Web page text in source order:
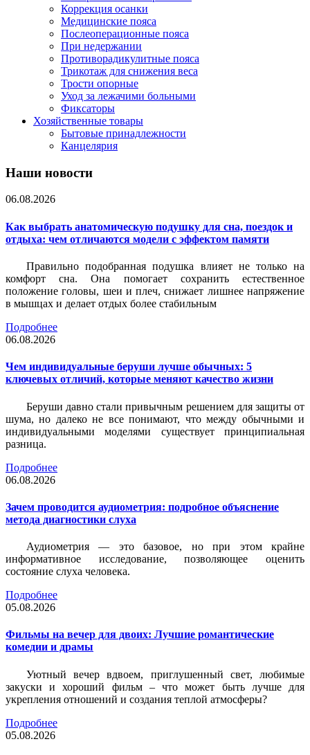
Коррекция осанки
Медицинские пояса
Послеоперационные пояса
При недержании
Противорадикулитные пояса
Трикотаж для снижения веса
Трости опорные
Уход за лежачими больными
Фиксаторы
Хозяйственные товары
Бытовые принадлежности
Канцелярия
Наши новости
06.08.2026
Как выбрать анатомическую подушку для сна, поездок и
отдыха: чем отличаются модели с эффектом памяти
Правильно подобранная подушка влияет не только на
комфорт сна. Она помогает сохранить естественное
положение головы, шеи и плеч, снижает лишнее напряжение
в мышцах и делает отдых более стабильным
Подробнее
06.08.2026
Чем индивидуальные беруши лучше обычных: 5
ключевых отличий, которые меняют качество жизни
Беруши давно стали привычным решением для защиты от
шума, но далеко не все понимают, что между обычными и
индивидуальными моделями существует принципиальная
разница.
Подробнее
06.08.2026
Зачем проводится аудиометрия: подробное объяснение
метода диагностики слуха
Аудиометрия — это базовое, но при этом крайне
информативное исследование, позволяющее оценить
состояние слуха человека.
Подробнее
05.08.2026
Фильмы на вечер для двоих: Лучшие романтические
комедии и драмы
Уютный вечер вдвоем, приглушенный свет, любимые
закуски и хороший фильм – что может быть лучше для
укрепления отношений и создания теплой атмосферы?
Подробнее
05.08.2026